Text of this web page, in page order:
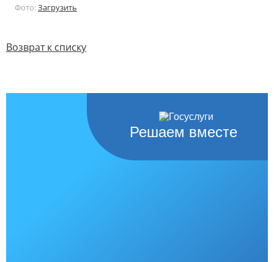
Фото:Загрузить
Возврат к списку
Решаем вместе